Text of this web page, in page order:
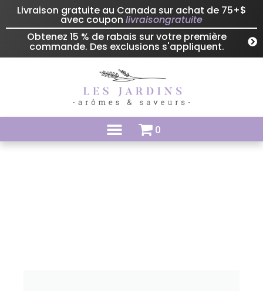
Livraison gratuite au Canada sur achat de 75+$
avec coupon livraisongratuite
Obtenez 15 % de rabais sur votre première
commande. Des exclusions s'appliquent.
0